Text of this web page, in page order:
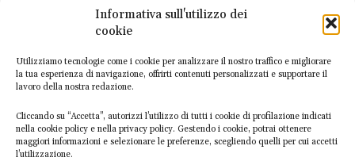
Informativa sull'utilizzo dei
cookie
Utilizziamo tecnologie come i cookie per analizzare il nostro traffico e migliorare
la tua esperienza di navigazione, offrirti contenuti personalizzati e supportare il
lavoro della nostra redazione.
Cliccando su “Accetta”, autorizzi l’utilizzo di tutti i cookie di profilazione indicati
nella cookie policy e nella privacy policy. Gestendo i cookie, potrai ottenere
maggiori informazioni e selezionare le preferenze, scegliendo quelli per cui accetti
l’utilizzazione.
Valeria Morelli - 3 Luglio 2026